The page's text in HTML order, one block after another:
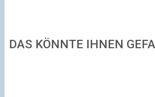
DAS KÖNNTE IHNEN